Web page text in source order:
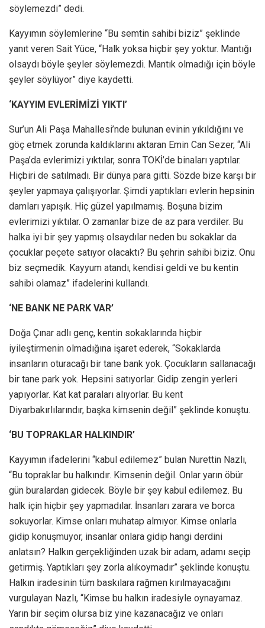
söylemezdi” dedi.
Kayyımın söylemlerine “Bu semtin sahibi biziz” şeklinde
yanıt veren Sait Yüce, “Halk yoksa hiçbir şey yoktur. Mantığı
olsaydı böyle şeyler söylemezdi. Mantık olmadığı için böyle
şeyler söylüyor” diye kaydetti.
‘KAYYIM EVLERİMİZİ YIKTI’
Sur’un Ali Paşa Mahallesi’nde bulunan evinin yıkıldığını ve
göç etmek zorunda kaldıklarını aktaran Emin Can Sezer, “Ali
Paşa’da evlerimizi yıktılar, sonra TOKİ’de binaları yaptılar.
Hiçbiri de satılmadı. Bir dünya para gitti. Sözde bize karşı bir
şeyler yapmaya çalışıyorlar. Şimdi yaptıkları evlerin hepsinin
damları yapışık. Hiç güzel yapılmamış. Boşuna bizim
evlerimizi yıktılar. O zamanlar bize de az para verdiler. Bu
halka iyi bir şey yapmış olsaydılar neden bu sokaklar da
çocuklar peçete satıyor olacaktı? Bu şehrin sahibi biziz. Onu
biz seçmedik. Kayyum atandı, kendisi geldi ve bu kentin
sahibi olamaz” ifadelerini kullandı.
‘NE BANK NE PARK VAR’
Doğa Çınar adlı genç, kentin sokaklarında hiçbir
iyileştirmenin olmadığına işaret ederek, “Sokaklarda
insanların oturacağı bir tane bank yok. Çocukların sallanacağı
bir tane park yok. Hepsini satıyorlar. Gidip zengin yerleri
yapıyorlar. Kat kat paraları alıyorlar. Bu kent
Diyarbakırlılarındır, başka kimsenin değil” şeklinde konuştu.
‘BU TOPRAKLAR HALKINDIR’
Kayyımın ifadelerini “kabul edilemez” bulan Nurettin Nazlı,
“Bu topraklar bu halkındır. Kimsenin değil. Onlar yarın öbür
gün buralardan gidecek. Böyle bir şey kabul edilemez. Bu
halk için hiçbir şey yapmadılar. İnsanları zarara ve borca
sokuyorlar. Kimse onları muhatap almıyor. Kimse onlarla
gidip konuşmuyor, insanlar onlara gidip hangi derdini
anlatsın? Halkın gerçekliğinden uzak bir adam, adamı seçip
getirmiş. Yaptıkları şey zorla alıkoymadır” şeklinde konuştu.
Halkın iradesinin tüm baskılara rağmen kırılmayacağını
vurgulayan Nazlı, “Kimse bu halkın iradesiyle oynayamaz.
Yarın bir seçim olursa biz yine kazanacağız ve onları